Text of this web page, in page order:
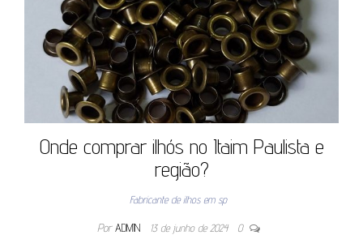
Onde comprar ilhós no Itaim Paulista e
região?
Fabricante de ilhos em sp
Por ADMIN 13 de junho de 2024 0